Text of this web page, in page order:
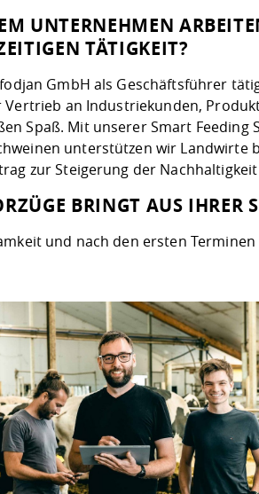
UNTERNEHMEN
TÄTIGKEIT?
GmbH als Geschäftsführer
an Industriekunden,
Spaß. Mit unserer Smart
unterstützen wir
zur Steigerung der
BRINGT AUS IHRER
und nach den ersten